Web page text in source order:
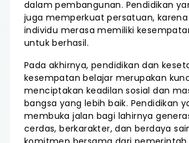
dalam pembangunan. Pendidikan
juga memperkuat persatuan,
individu merasa memiliki
untuk berhasil.
Pada akhirnya, pendidikan dan
kesempatan belajar merupakan
menciptakan keadilan sosial dan
bangsa yang lebih baik. Pendidikan
membuka jalan bagi lahirnya
cerdas, berkarakter, dan berdaya